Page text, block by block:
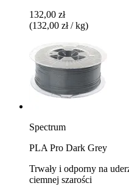
132,00 zł
(132,00 zł / kg)
Spectrum
PLA Pro Dark Grey
Trwały i odporny na
ciemnej szarości